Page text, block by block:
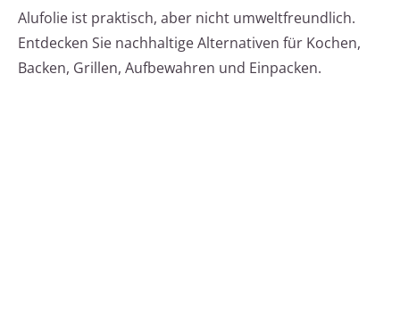
Alufolie ist praktisch, aber nicht umweltfreundlich.
Entdecken Sie nachhaltige Alternativen für Kochen,
Backen, Grillen, Aufbewahren und Einpacken.